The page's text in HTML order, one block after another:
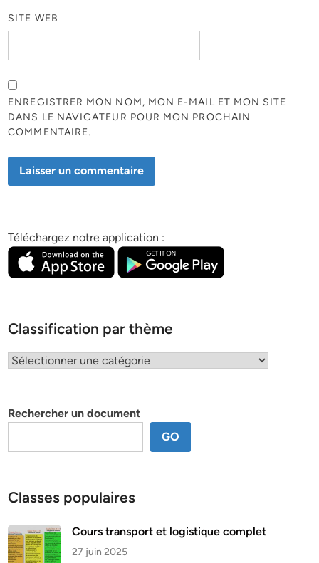
SITE WEB
ENREGISTRER MON NOM, MON E-MAIL ET MON SITE
DANS LE NAVIGATEUR POUR MON PROCHAIN
COMMENTAIRE.
Téléchargez notre application :
Classification par thème
Classification
Rechercher un document
GO
Classes populaires
Cours transport et logistique complet
27 juin 2025